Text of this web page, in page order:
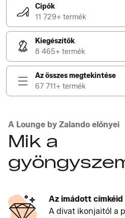
Cipők
11 729+ termék
Kiegészítők
8 465+ termék
Az összes megtekintése
67 711+ termék
A Lounge by Zalando előnyei
Mik a
Az imádott címkéid
A divat ikonjaitól a